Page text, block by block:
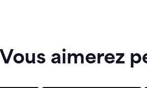
Vous aimerez